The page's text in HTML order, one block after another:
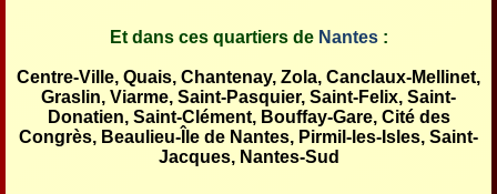
Et dans ces quartiers de Nantes:
Centre-Ville, Quais, Chantenay, Zola, Canclaux-Mellinet,
Graslin, Viarme, Saint-Pasquier, Saint-Felix, Saint-
Donatien, Saint-Clément, Bouffay-Gare, Cité des
Congrès, Beaulieu-Île de Nantes, Pirmil-les-Isles, Saint-
Jacques, Nantes-Sud